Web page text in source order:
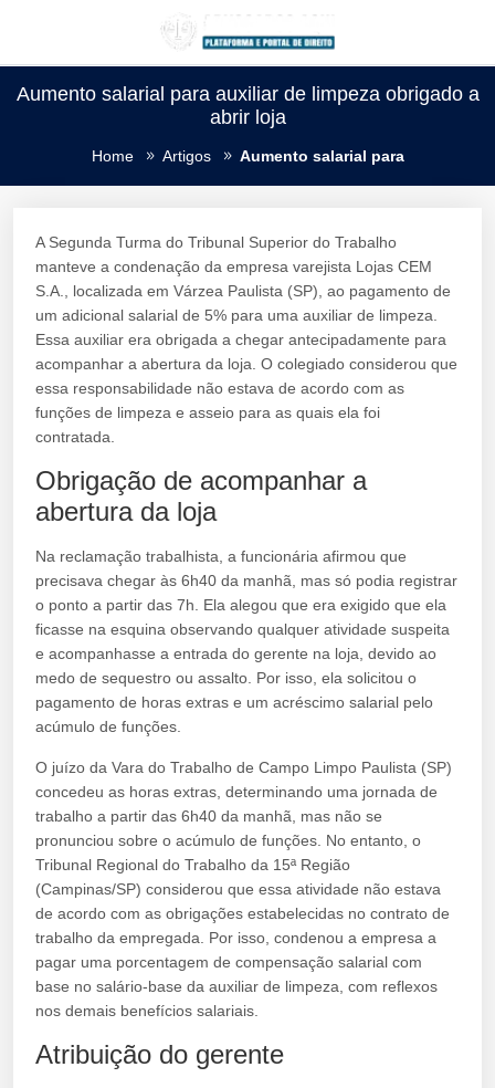
Aumento salarial para auxiliar de limpeza obrigado a
abrir loja
Home Artigos Aumento salarial para
A Segunda Turma do Tribunal Superior do Trabalho
manteve a condenação da empresa varejista Lojas CEM
S.A., localizada em Várzea Paulista (SP), ao pagamento de
um adicional salarial de 5% para uma auxiliar de limpeza.
Essa auxiliar era obrigada a chegar antecipadamente para
acompanhar a abertura da loja. O colegiado considerou que
essa responsabilidade não estava de acordo com as
funções de limpeza e asseio para as quais ela foi
contratada.
Obrigação de acompanhar a
abertura da loja
Na reclamação trabalhista, a funcionária afirmou que
precisava chegar às 6h40 da manhã, mas só podia registrar
o ponto a partir das 7h. Ela alegou que era exigido que ela
ficasse na esquina observando qualquer atividade suspeita
e acompanhasse a entrada do gerente na loja, devido ao
medo de sequestro ou assalto. Por isso, ela solicitou o
pagamento de horas extras e um acréscimo salarial pelo
acúmulo de funções.
O juízo da Vara do Trabalho de Campo Limpo Paulista (SP)
concedeu as horas extras, determinando uma jornada de
trabalho a partir das 6h40 da manhã, mas não se
pronunciou sobre o acúmulo de funções. No entanto, o
Tribunal Regional do Trabalho da 15ª Região
(Campinas/SP) considerou que essa atividade não estava
de acordo com as obrigações estabelecidas no contrato de
trabalho da empregada. Por isso, condenou a empresa a
pagar uma porcentagem de compensação salarial com
base no salário-base da auxiliar de limpeza, com reflexos
nos demais benefícios salariais.
Atribuição do gerente